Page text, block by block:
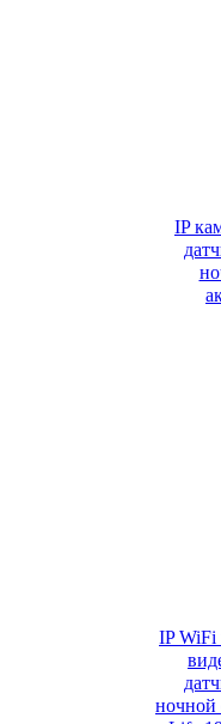
IP
IP WiFi
ночной